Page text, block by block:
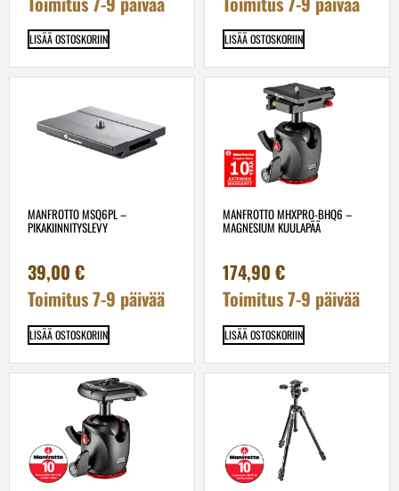
LISÄÄ OSTOSKORIIN LISÄÄ OSTOSKORIIN
MANFROTTO MSQ6PL –
PIKAKIINNITYSLEVY
39,00 €
Toimitus 7-9 päivää
LISÄÄ OSTOSKORIIN
MANFROTTO MHXPRO-BHQ6 –
MAGNESIUM KUULAPÄÄ
174,90 €
Toimitus 7-9 päivää
LISÄÄ OSTOSKORIIN